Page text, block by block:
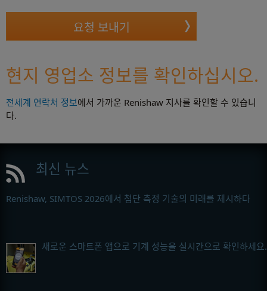
현지 영업소 정보를 확인하십시오.
전세계 연락처 정보에서 가까운 Renishaw 지사를 확인할 수 있습니
다.
최신 뉴스
Renishaw, SIMTOS 2026에서 첨단 측정 기술의 미래를 제시하다
새로운 스마트폰 앱으로 기계 성능을 실시간으로 확인하세요.